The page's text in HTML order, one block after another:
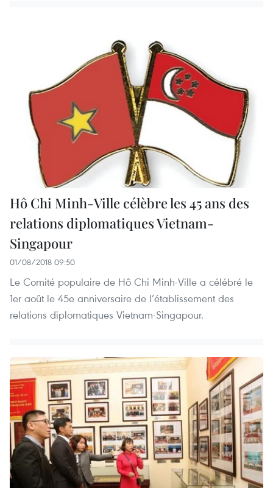
Hô Chi Minh-Ville célèbre les 45 ans des
relations diplomatiques Vietnam-
Singapour
01/08/2018 09:50
Le Comité populaire de Hô Chi Minh-Ville a célébré le
1er août le 45e anniversaire de l’établissement des
relations diplomatiques Vietnam-Singapour.